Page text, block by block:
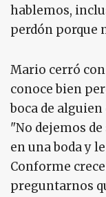
hablemos,
perdón porque
Mario cerró
conoce bien
boca de
"No dejemos
en una boda y
Conforme
preguntarnos